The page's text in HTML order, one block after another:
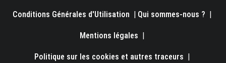
Conditions Générales d'Utilisation | Qui sommes-nous ? |
Mentions légales |
Politique sur les cookies et autres traceurs |